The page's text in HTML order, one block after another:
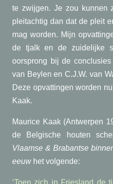
te zwijgen. Je zou kunnen
pleitachtig dan dat de pleit
mag worden. Mijn
de tjalk en de zuidelijke
oorsprong bij de
van Beylen en C.J.W. van
Deze opvattingen worden
Kaak.
Maurice Kaak (Antwerpen
de Belgische houten
Vlaamse & Brabantse
eeuw het volgende: